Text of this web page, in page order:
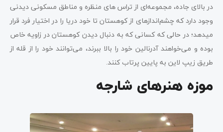
در بالای جاده، مجموعه‌ای از تراس ­های منظره و مناطق مسکونی دیدنی
وجود دارد که چشم‌اندازهای از کوهستان تا خود دریا را در اختیار فرد قرار
می­دهد؛ در حالی که کسانی که به دنبال دیدن کوهستان در زاویه خاص
بوده و می­‌خواهند آدرنالین خود را بالا ببرند، می‌­توانند خود را از قله از
طریق زیپ لاین به پایین پرتاب کنند.
موزه هنرهای شارجه